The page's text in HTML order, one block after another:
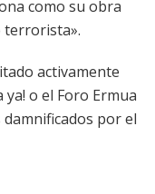
como su obra
terrorista».
activamente
ya! o el Foro Ermua
por el